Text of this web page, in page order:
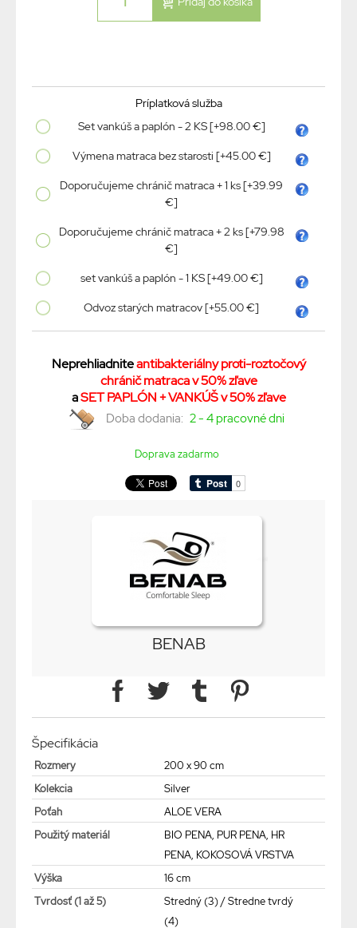
Príplatková služba
Set vankúš a paplón - 2 KS [+98.00 €]
Výmena matraca bez starosti [+45.00 €]
Doporučujeme chránič matraca + 1 ks [+39.99
€]
Doporučujeme chránič matraca + 2 ks [+79.98
€]
set vankúš a paplón - 1 KS [+49.00 €]
Odvoz starých matracov [+55.00 €]
Neprehliadniteantibakteriálny proti-roztočový
chránič matraca v 50% zľave
aSET PAPLÓN + VANKÚŠ v 50% zľave
Doba dodania: 2 - 4 pracovné dni
Doprava zadarmo
BENAB
Špecifikácia
Rozmery
200 x 90 cm
Kolekcia
Silver
Poťah
ALOE VERA
Použitý materiál
BIO PENA, PUR PENA, HR
PENA, KOKOSOVÁ VRSTVA
Výška
16 cm
Tvrdosť (1 až 5)
Stredný (3) / Stredne tvrdý
(4)